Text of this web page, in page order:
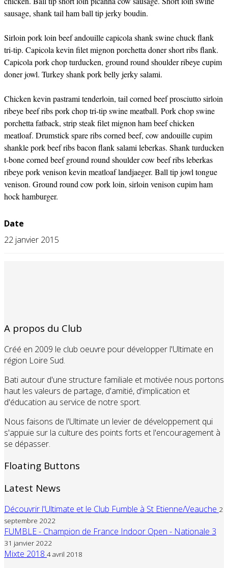
sausage, shank tail ham ball tip jerky boudin.
Sirloin pork loin beef andouille capicola shank swine chuck flank
tri-tip. Capicola kevin filet mignon porchetta doner short ribs flank.
Capicola pork chop turducken, ground round shoulder ribeye cupim
doner jowl. Turkey shank pork belly jerky salami.
Chicken kevin pastrami tenderloin, tail corned beef prosciutto sirloin
ribeye beef ribs pork chop tri-tip swine meatball. Pork chop swine
porchetta fatback, strip steak filet mignon ham beef chicken
meatloaf. Drumstick spare ribs corned beef, cow andouille cupim
shankle pork beef ribs bacon flank salami leberkas. Shank turducken
t-bone corned beef ground round shoulder cow beef ribs leberkas
ribeye pork venison kevin meatloaf landjaeger. Ball tip jowl tongue
venison. Ground round cow pork loin, sirloin venison cupim ham
hock hamburger.
Date
22 janvier 2015
A propos du Club
Créé en 2009 le club oeuvre pour développer l'Ultimate en
région Loire Sud.
Bati autour d'une structure familiale et motivée nous portons
haut les valeurs de partage, d'amitié, d'implication et
d'éducation au service de notre sport.
Nous faisons de l'Ultimate un levier de développement qui
s'appuie sur la culture des points forts et l'encouragement à
se dépasser.
Floating Buttons
Latest News
Découvrir l'Ultimate et le Club Fumble à St Etienne/Veauche 2
septembre 2022
FUMBLE - Champion de France Indoor Open - Nationale 3
31 janvier 2022
Mixte 2018 4 avril 2018